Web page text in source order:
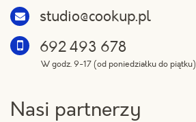
studio@cookup.pl
692 493 678
W godz. 9-17 (od poniedziałku do piątku)
Nasi partnerzy